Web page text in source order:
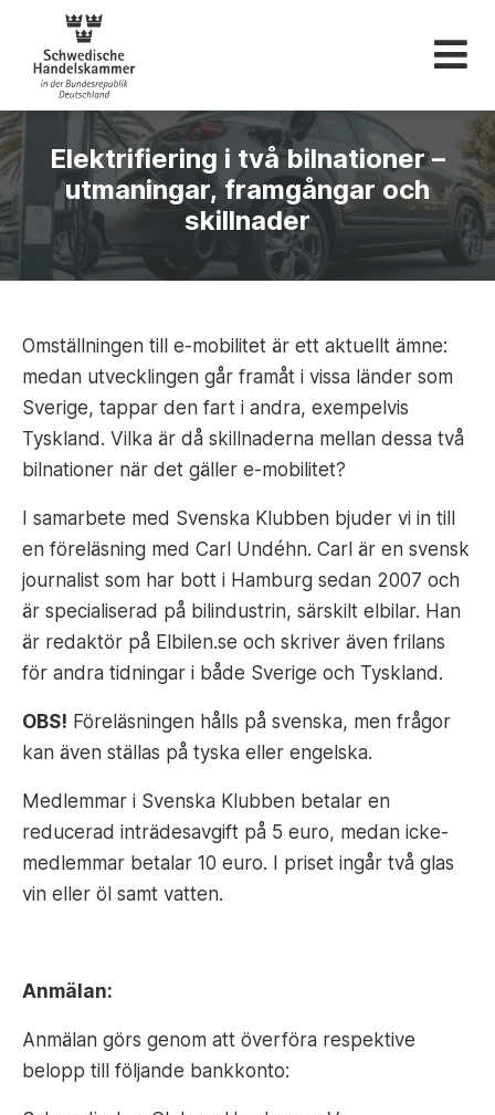
Svenska
Elektrifiering i två bilnationer –
utmaningar, framgångar och
skillnader
Omställningen till e-mobilitet är ett aktuellt ämne:
medan utvecklingen går framåt i vissa länder som
Sverige, tappar den fart i andra, exempelvis
Tyskland. Vilka är då skillnaderna mellan dessa två
bilnationer när det gäller e-mobilitet?
I samarbete med Svenska Klubben bjuder vi in till
en föreläsning med Carl Undéhn. Carl är en svensk
journalist som har bott i Hamburg sedan 2007 och
är specialiserad på bilindustrin, särskilt elbilar. Han
är redaktör på Elbilen.se och skriver även frilans
för andra tidningar i både Sverige och Tyskland.
OBS! Föreläsningen hålls på svenska, men frågor
kan även ställas på tyska eller engelska.
Medlemmar i Svenska Klubben betalar en
reducerad inträdesavgift på 5 euro, medan icke-
medlemmar betalar 10 euro. I priset ingår två glas
vin eller öl samt vatten.
Anmälan:
Anmälan görs genom att överföra respektive
belopp till följande bankkonto: